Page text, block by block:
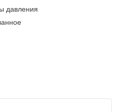
давления